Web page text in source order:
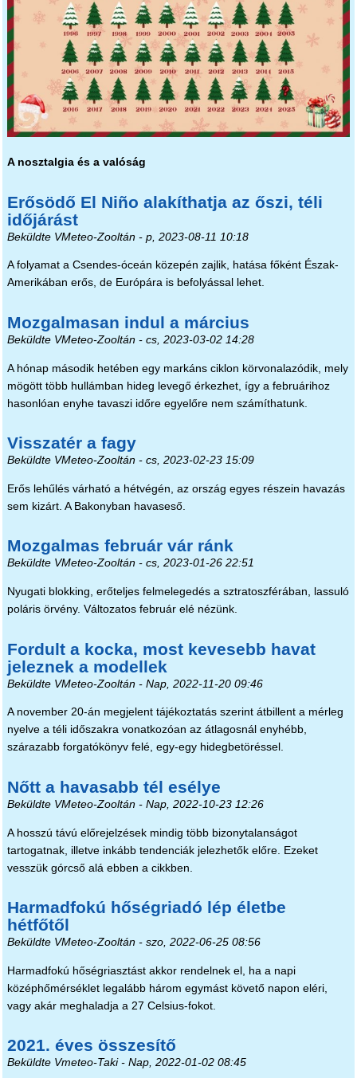
A nosztalgia és a valóság
Erősödő El Niño alakíthatja az őszi, téli
időjárást
Beküldte VMeteo-Zooltán- p, 2023-08-11 10:18
A folyamat a Csendes-óceán közepén zajlik, hatása főként Észak-
Amerikában erős, de Európára is befolyással lehet.
Mozgalmasan indul a március
Beküldte VMeteo-Zooltán- cs, 2023-03-02 14:28
A hónap második hetében egy markáns ciklon körvonalazódik, mely
mögött több hullámban hideg levegő érkezhet, így a februárihoz
hasonlóan enyhe tavaszi időre egyelőre nem számíthatunk.
Visszatér a fagy
Beküldte VMeteo-Zooltán- cs, 2023-02-23 15:09
Erős lehűlés várható a hétvégén, az ország egyes részein havazás
sem kizárt. A Bakonyban havaseső.
Mozgalmas február vár ránk
Beküldte VMeteo-Zooltán- cs, 2023-01-26 22:51
Nyugati blokking, erőteljes felmelegedés a sztratoszférában, lassuló
poláris örvény. Változatos február elé nézünk.
Fordult a kocka, most kevesebb havat
jeleznek a modellek
Beküldte VMeteo-Zooltán- Nap, 2022-11-20 09:46
A november 20-án megjelent tájékoztatás szerint átbillent a mérleg
nyelve a téli időszakra vonatkozóan az átlagosnál enyhébb,
szárazabb forgatókönyv felé, egy-egy hidegbetöréssel.
Nőtt a havasabb tél esélye
Beküldte VMeteo-Zooltán- Nap, 2022-10-23 12:26
A hosszú távú előrejelzések mindig több bizonytalanságot
tartogatnak, illetve inkább tendenciák jelezhetők előre. Ezeket
vesszük górcső alá ebben a cikkben.
Harmadfokú hőségriadó lép életbe
hétfőtől
Beküldte VMeteo-Zooltán- szo, 2022-06-25 08:56
Harmadfokú hőségriasztást akkor rendelnek el, ha a napi
középhőmérséklet legalább három egymást követő napon eléri,
vagy akár meghaladja a 27 Celsius-fokot.
2021. éves összesítő
Beküldte Vmeteo-Taki- Nap, 2022-01-02 08:45